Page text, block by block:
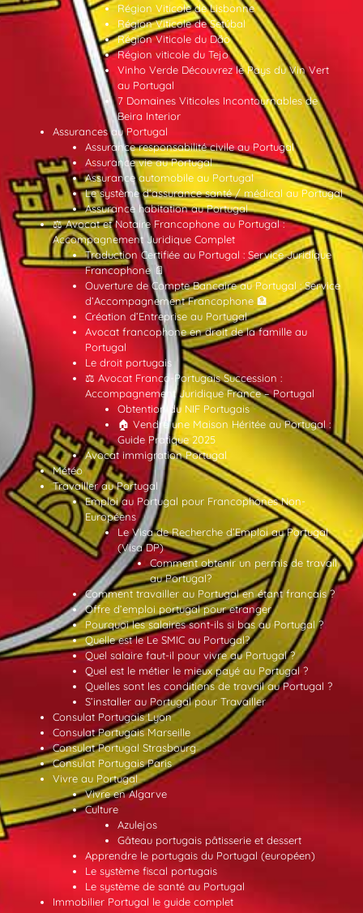
Région Viticole de Lisbonne
Région Viticole de Setúbal
Région Viticole du Dão
Région viticole du Tejo
Vinho Verde Découvrez le Pays du Vin Vert
au Portugal
7 Domaines Viticoles Incontournables de
Beira Interior
Assurances au Portugal
Assurance responsabilité civile au Portugal
Assurance vie au Portugal
Assurance automobile au Portugal
Le système d’assurance santé / médical au Portugal
Assurance habitation au Portugal
⚖️ Avocat et Notaire Francophone au Portugal :
Accompagnement Juridique Complet
Traduction Certifiée au Portugal : Service Juridique
Francophone 📄
Ouverture de Compte Bancaire au Portugal : Service
d’Accompagnement Francophone 🏦
Création d’Entreprise au Portugal
Avocat francophone en droit de la famille au
Portugal
Le droit portugais
⚖️ Avocat Franco-Portugais Succession :
Accompagnement Juridique France – Portugal
Obtention du NIF Portugais
🏠 Vendre une Maison Héritée au Portugal :
Guide Pratique 2025
Avocat immigration Portugal
Météo
Travailler au Portugal
Emploi au Portugal pour Francophones Non-
Européens
Le Visa de Recherche d’Emploi au Portugal
(Visa DP)
Comment obtenir un permis de travail
au Portugal?
Comment travailler au Portugal en étant français ?
Offre d’emploi portugal pour etranger
Pourquoi les salaires sont-ils si bas au Portugal ?
Quelle est le Le SMIC au Portugal?
Quel salaire faut-il pour vivre au Portugal ?
Quel est le métier le mieux payé au Portugal ?
Quelles sont les conditions de travail au Portugal ?
S’installer au Portugal pour Travailler
Consulat Portugais Lyon
Consulat Portugais Marseille
Consulat Portugal Strasbourg
Consulat Portugais Paris
Vivre au Portugal
Vivre en Algarve
Culture
Azulejos
Gâteau portugais pâtisserie et dessert
Apprendre le portugais du Portugal (européen)
Le système fiscal portugais
Le système de santé au Portugal
Immobilier Portugal le guide complet